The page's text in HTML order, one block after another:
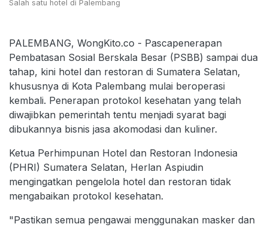
Salah satu hotel di Palembang
PALEMBANG, WongKito.co - Pascapenerapan
Pembatasan Sosial Berskala Besar (PSBB) sampai dua
tahap, kini hotel dan restoran di Sumatera Selatan,
khususnya di Kota Palembang mulai beroperasi
kembali. Penerapan protokol kesehatan yang telah
diwajibkan pemerintah tentu menjadi syarat bagi
dibukannya bisnis jasa akomodasi dan kuliner.
Ketua Perhimpunan Hotel dan Restoran Indonesia
(PHRI) Sumatera Selatan, Herlan Aspiudin
mengingatkan pengelola hotel dan restoran tidak
mengabaikan protokol kesehatan.
"Pastikan semua pengawai menggunakan masker dan